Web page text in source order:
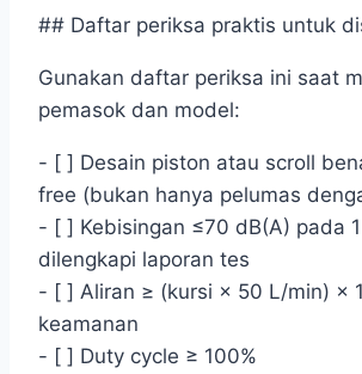
## Daftar periksa praktis untuk
Gunakan daftar periksa ini saat
pemasok dan model:
- [ ] Desain piston atau scroll
free (bukan hanya pelumas
- [ ] Kebisingan ≤70 dB(A) pada
dilengkapi laporan tes
- [ ] Aliran ≥ (kursi × 50 L/min) ×
keamanan
- [ ] Duty cycle ≥ 100%